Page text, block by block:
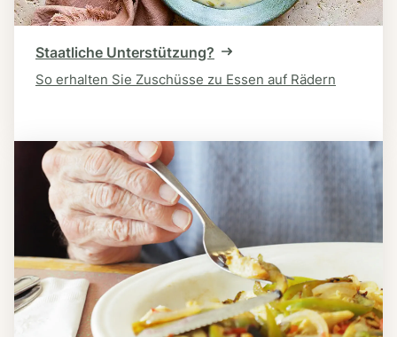
Staatliche Unterstützung?
So erhalten Sie Zuschüsse zu Essen auf Rädern